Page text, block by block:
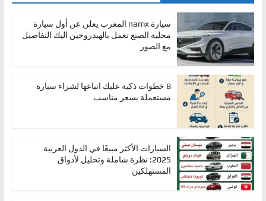
سيارة namx المغرب يعلن عن أول سيارة
محلية الصنع تعمل بالهيدروجين اليك التفاصيل
مع الصور
8 خطوات ذكية عليك اتباعها لشراء سيارة
مستعملة بسعر مناسب
السيارات الأكثر مبيعًا في الدول العربية
2025: نظرة شاملة وتحليل لأذواق
المستهلكين